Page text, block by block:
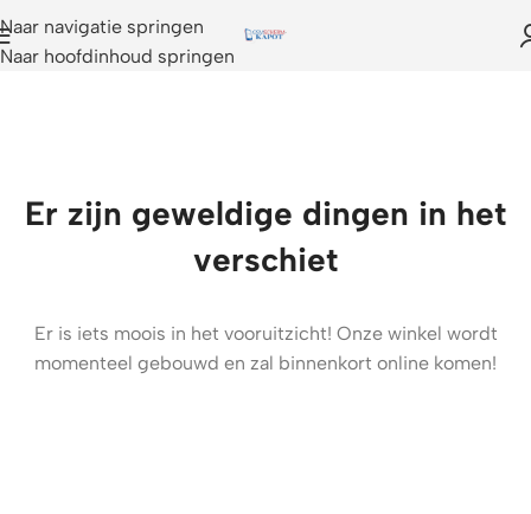
Naar navigatie springen
Naar hoofdinhoud springen
Er zijn geweldige dingen in het
verschiet
Er is iets moois in het vooruitzicht! Onze winkel wordt
momenteel gebouwd en zal binnenkort online komen!